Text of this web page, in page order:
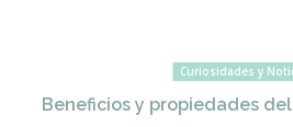
Curiosidades y
Beneficios y propiedades